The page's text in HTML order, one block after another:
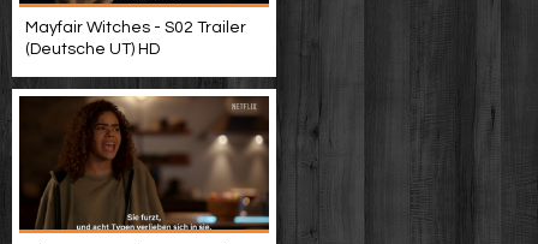
Mayfair Witches - S02 Trailer
(Deutsche UT) HD